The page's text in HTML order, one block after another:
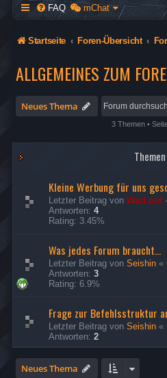
FAQ mChat
Startseite Foren-Übersicht
ALLGEMEINES ZUM
Neues Thema
3 Themen •
Themen
Kleine Werbung für uns
Letzter Beitrag von WarLord
Antworten: 4
Rating: 3.45%
Was jedes Forum braucht...
Letzter Beitrag von Seishin «
Antworten: 3
Rating: 6.9%
Frage zur Befehlsstruktur
Letzter Beitrag von Seishin «
Antworten: 2
Neues Thema